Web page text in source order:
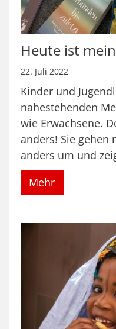
Heute ist
22. Juli 2022
Kinder und
nahestehenden
wie Erwachsene.
anders! Sie gehen
anders um und
Mehr